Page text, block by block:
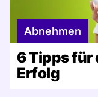
Abnehmen
6 Tipps für
Erfolg